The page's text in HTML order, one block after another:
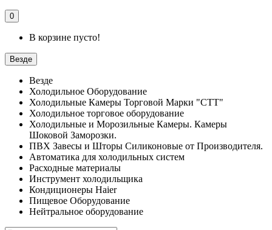
0
В корзине пусто!
Везде
Везде
Холодильное Оборудование
Холодильные Камеры Торговой Марки "СТТ"
Холодильное торговое оборудование
Холодильные и Морозильные Камеры. Камеры
Шоковой Заморозки.
ПВХ Завесы и Шторы Силиконовые от Производителя.
Автоматика для холодильных систем
Расходные материалы
Инструмент холодильщика
Кондиционеры Haier
Пищевое Оборудование
Нейтральное оборудование